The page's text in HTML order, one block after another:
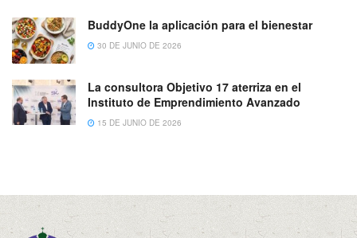
BuddyOne la aplicación para el bienestar
30 DE JUNIO DE 2026
La consultora Objetivo 17 aterriza en el
Instituto de Emprendimiento Avanzado
15 DE JUNIO DE 2026